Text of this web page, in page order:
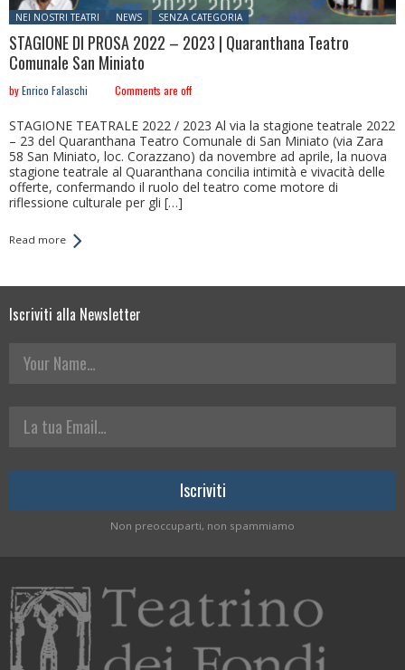
Posted in:
NEI NOSTRI TEATRI NEWS SENZA CATEGORIA
STAGIONE DI PROSA 2022 – 2023 | Quaranthana Teatro
Comunale San Miniato
byEnrico Falaschi Comments are off
STAGIONE TEATRALE 2022 / 2023 Al via la stagione teatrale 2022
– 23 del Quaranthana Teatro Comunale di San Miniato (via Zara
58 San Miniato, loc. Corazzano) da novembre ad aprile, la nuova
stagione teatrale al Quaranthana concilia intimità e vivacità delle
offerte, confermando il ruolo del teatro come motore di
riflessione culturale per gli […]
Read more
Iscriviti alla Newsletter
Your Name
La tua Email
Non preoccuparti, non spammiamo